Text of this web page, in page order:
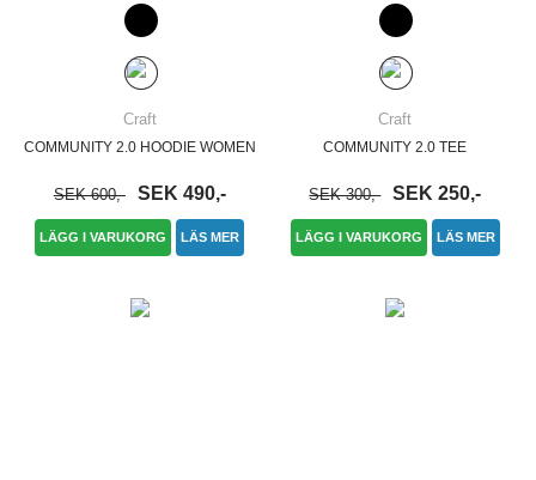
Craft
COMMUNITY 2.0 HOODIE WOMEN
SEK 600,- SEK 490,-
LÄGG I VARUKORG LÄS MER
Craft
COMMUNITY 2.0 TEE
SEK 300,- SEK 250,-
LÄGG I VARUKORG LÄS MER